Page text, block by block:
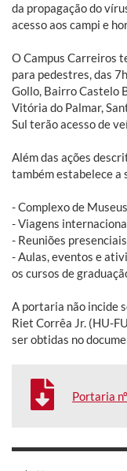
da propagação do
acesso aos campi e
O Campus Carreiros
para pedestres, das
Gollo, Bairro Castelo
Vitória do Palmar,
Sul terão acesso de
Além das ações
também estabelece a
- Complexo de
- Viagens
- Reuniões
- Aulas, eventos e
os cursos de
A portaria não incide
Riet Corrêa Jr. (HU-
ser obtidas no
Portaria